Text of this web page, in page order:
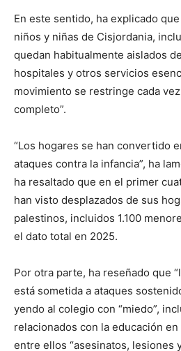
En este sentido, ha explicado
niños y niñas de Cisjordania,
quedan habitualmente aislados
hospitales y otros servicios
movimiento se restringe cada
completo”.
“Los hogares se han convertido
ataques contra la infancia”, ha
ha resaltado que en el primer
han visto desplazados de sus
palestinos, incluidos 1.100
el dato total en 2025.
Por otra parte, ha reseñado que
está sometida a ataques
yendo al colegio con “miedo”,
relacionados con la educación
entre ellos “asesinatos, lesiones